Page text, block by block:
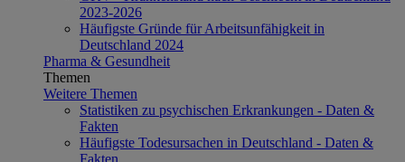
2023-2026
Häufigste Gründe für Arbeitsunfähigkeit in
Deutschland 2024
Pharma & Gesundheit
Themen
Weitere Themen
Statistiken zu psychischen Erkrankungen - Daten &
Fakten
Häufigste Todesursachen in Deutschland - Daten &
Fakten